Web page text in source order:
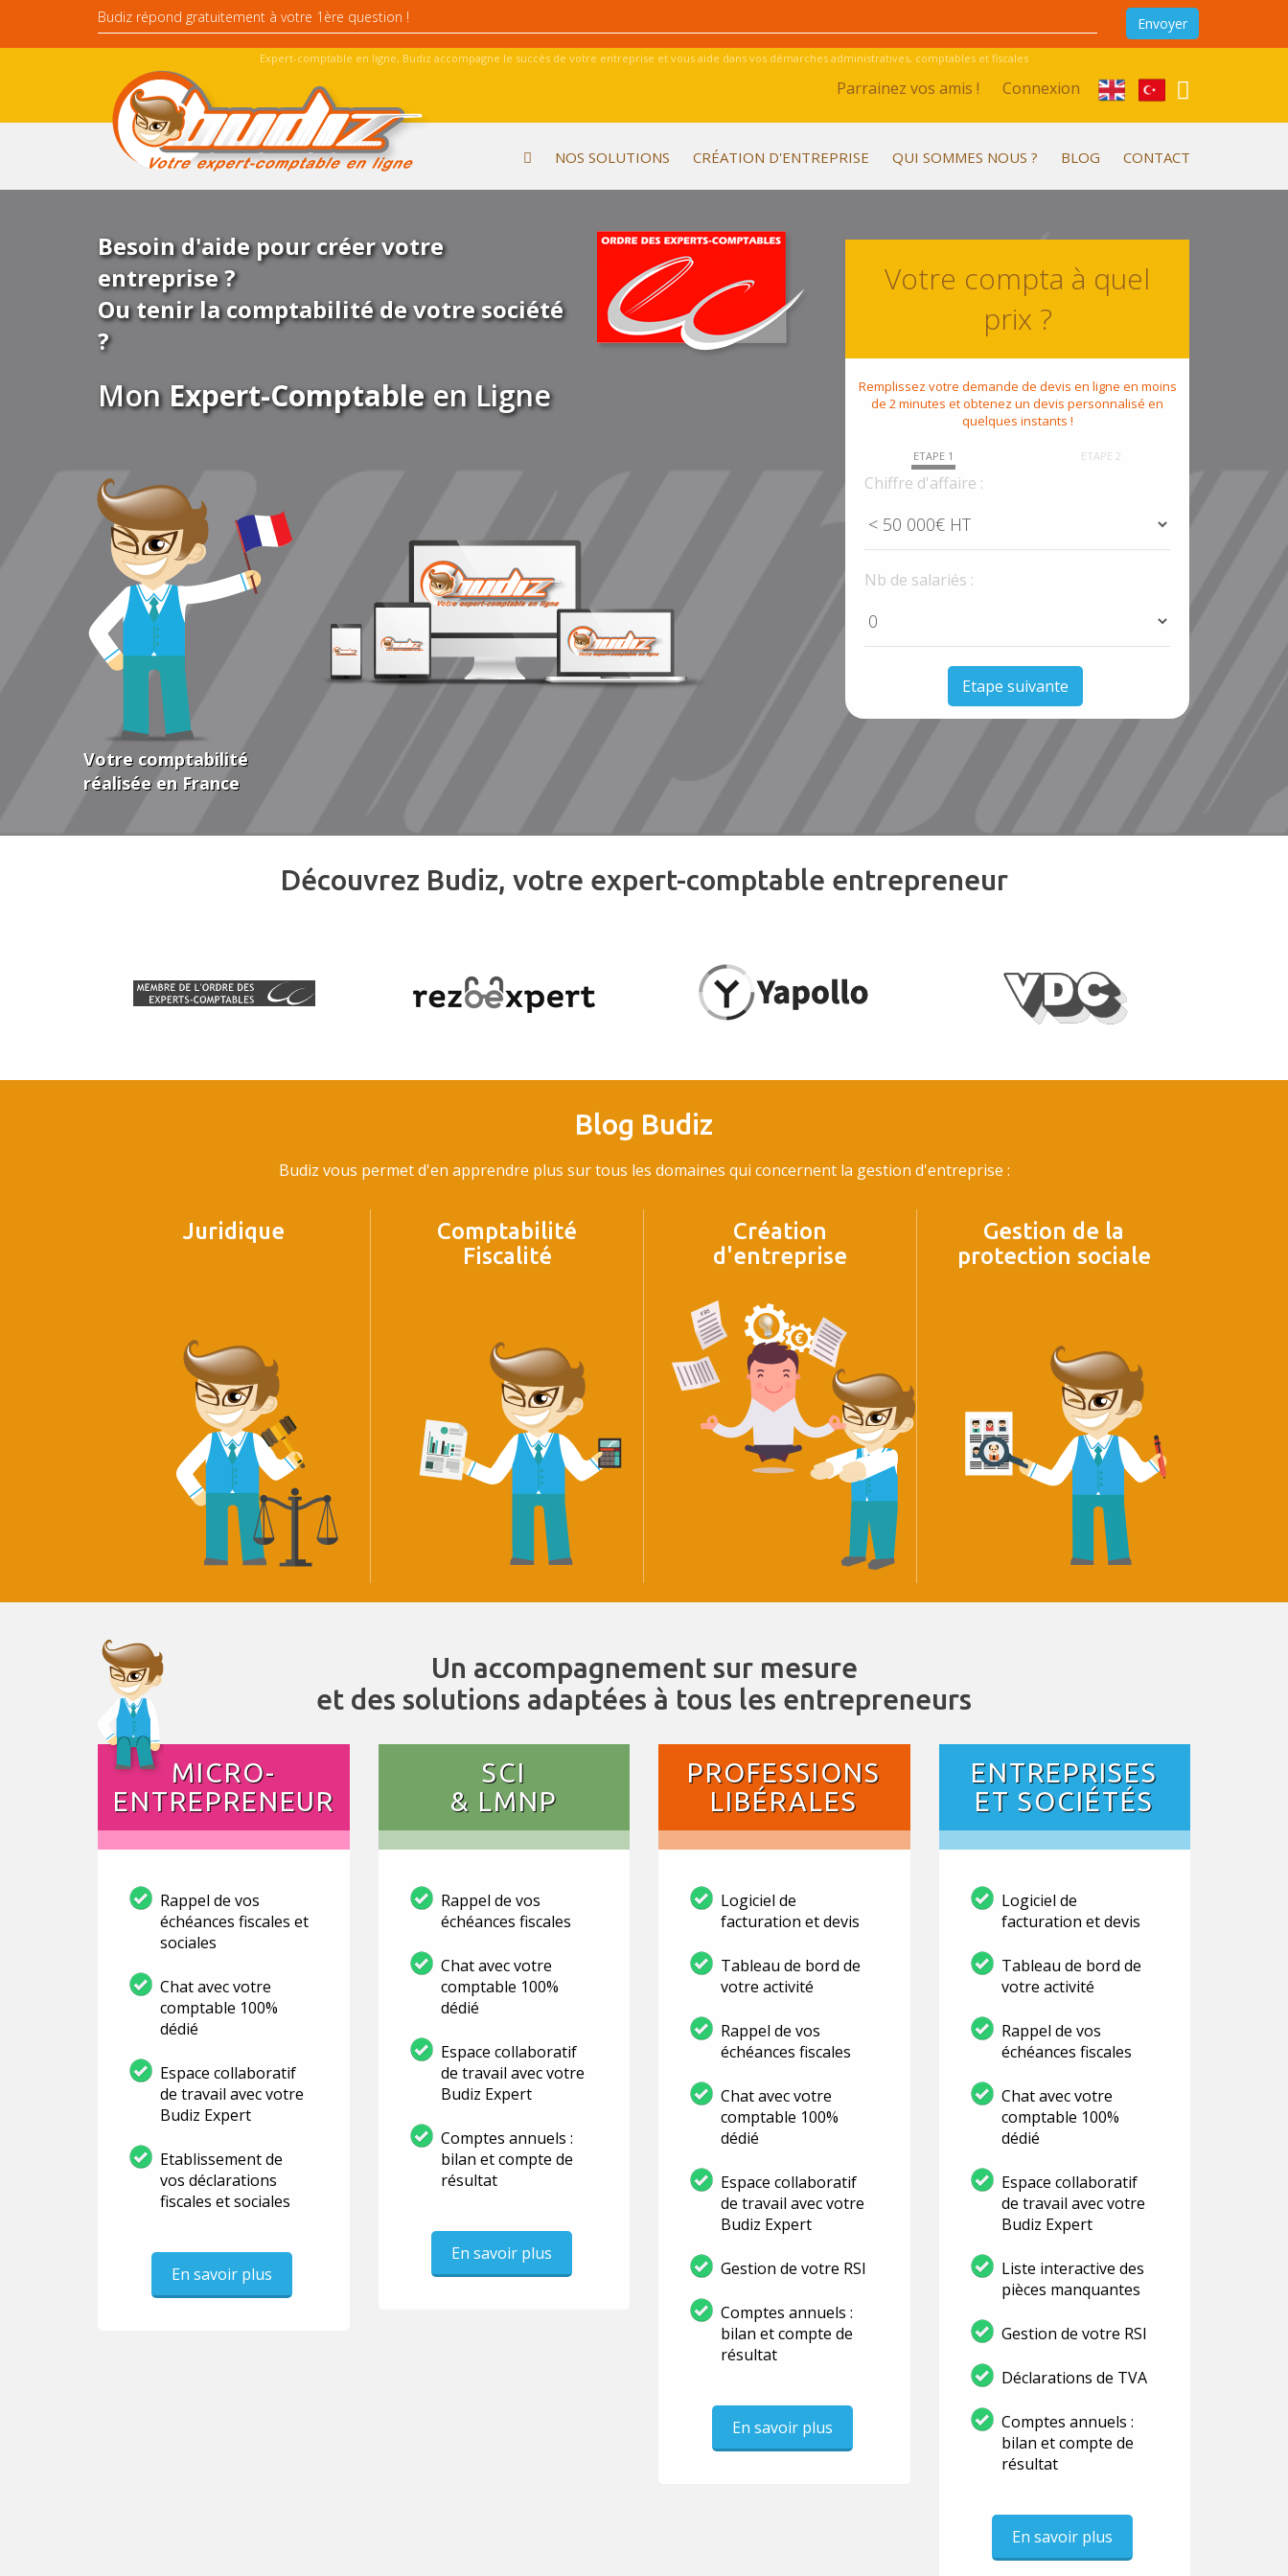
Expert-comptable en ligne, Budiz accompagne le succès de votre entreprise et vous aide dans vos démarches administratives, comptables et fiscales
Parrainez vos amis ! Connexion
NOS SOLUTIONS CRÉATION D'ENTREPRISE QUI SOMMES NOUS ? BLOG CONTACT
Besoin d'aide pour créer votre
entreprise ?
Ou tenir la comptabilité de votre société
?
Mon Expert-Comptableen Ligne
Votre comptabilité
réalisée en France
Votre compta à quel
prix ?
Remplissez votre demande de devis en ligne en moins
de 2 minutes et obtenez un devis personnalisé en
quelques instants !
ETAPE 1 ETAPE 2
Chiffre d'affaire :
Nb de salariés :
Etape suivante
Découvrez Budiz, votre expert-comptable entrepreneur
Blog Budiz
Budiz vous permet d'en apprendre plus sur tous les domaines qui concernent la gestion d'entreprise :
Juridique
Comptabilité
Fiscalité
Création
d'entreprise
Gestion de la
protection sociale
Un accompagnement sur mesure
et des solutions adaptées à tous les entrepreneurs
MICRO-
ENTREPRENEUR
Rappel de vos
échéances fiscales et
sociales
Chat avec votre
comptable 100%
dédié
Espace collaboratif
de travail avec votre
Budiz Expert
Etablissement de
vos déclarations
fiscales et sociales
En savoir plus
SCI
& LMNP
Rappel de vos
échéances fiscales
Chat avec votre
comptable 100%
dédié
Espace collaboratif
de travail avec votre
Budiz Expert
Comptes annuels :
bilan et compte de
résultat
En savoir plus
PROFESSIONS
LIBÉRALES
Logiciel de
facturation et devis
Tableau de bord de
votre activité
Rappel de vos
échéances fiscales
Chat avec votre
comptable 100%
dédié
Espace collaboratif
de travail avec votre
Budiz Expert
Gestion de votre RSI
Comptes annuels :
bilan et compte de
résultat
En savoir plus
ENTREPRISES
ET SOCIÉTÉS
Logiciel de
facturation et devis
Tableau de bord de
votre activité
Rappel de vos
échéances fiscales
Chat avec votre
comptable 100%
dédié
Espace collaboratif
de travail avec votre
Budiz Expert
Liste interactive des
pièces manquantes
Gestion de votre RSI
Déclarations de TVA
Comptes annuels :
bilan et compte de
résultat
En savoir plus